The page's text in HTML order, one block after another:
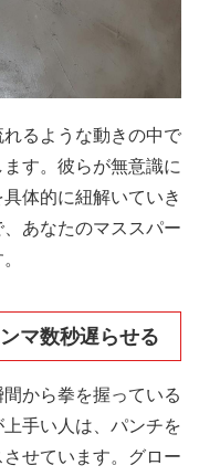
るような動きの中で
す。彼らが無意識に
体的に紐解いていき
あなたのマススパー
マ数秒遅らせる
から拳を握っている
手い人は、パンチを
せています。グロー